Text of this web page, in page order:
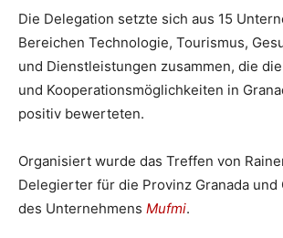
Die Delegation setzte sich aus 15
Bereichen Technologie, Tourismus,
und Dienstleistungen zusammen, die
und Kooperationsmöglichkeiten in
positiv bewerteten.
Organisiert wurde das Treffen von
Delegierter für die Provinz Granada
des Unternehmens Mufmi.